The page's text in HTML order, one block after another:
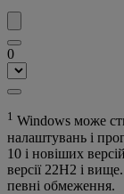
0
1 Windows може
налаштувань і
10 і новіших
версії 22H2 і
певні обмеження.